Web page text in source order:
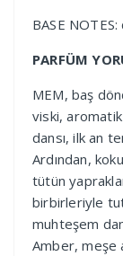
BASE
PARFÜM
MEM, baş
viski,
dansı, ilk an
Ardından,
tütün
birbirleriyle
muhteşem
Amber, meşe